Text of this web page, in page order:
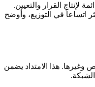
القرار والتعيين.
اتساعاً في التوزيع، وأوضح
وغيرها. هذا الامتداد يضمن